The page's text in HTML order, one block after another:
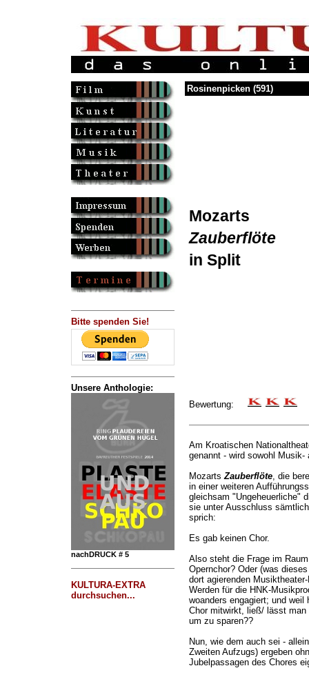
Bitte spenden Sie!
Unsere Anthologie:
nachDRUCK # 5
KULTURA-EXTRA
durchsuchen...
Rosinenpicken (591)
Mozarts
Zauberflöte
in Split
Bewertung:
Am Kroatischen
genannt - wird sowohl
MozartsZauberflöte, die
in einer weiteren
gleichsam "Ungeheuerliche"
sie unter Ausschluss
sprich:
Es gab keinen Chor.
Also steht die Frage im
Opernchor? Oder (was
dort agierenden
Werden für die HNK-
woanders engagiert; und weil
Chor mitwirkt, ließ/ lässt
um zu sparen??
Nun, wie dem auch sei -
Zweiten Aufzugs) ergeben
Jubelpassagen des Chores